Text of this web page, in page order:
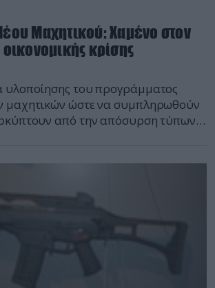
Μαχητικού: Χαμένο στον
κρίσης
υλοποίησης του προγράμματος
μαχητικών ώστε να συμπληρωθούν
από την απόσυρση τύπων
επιχειρησιακής ζωής ή που
και επικίνδυνη είναι